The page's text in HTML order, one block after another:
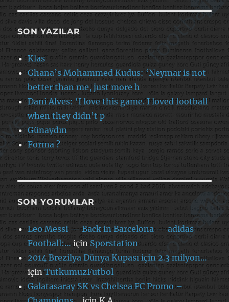
SON YAZILAR
Klas
Ghana’s Mohammed Kudus: ‘Neymar is not
better than me, just more h
Dani Alves: ‘I love this game. I loved football
when they didn’t p
Günaydın
Forma ?
SON YORUMLAR
Leo Messi — Back in Barcelona — adidas
Football:… içinSporstation
2014 Brezilya Dünya Kupası için 2.3 milyon…
içinTutkumuzFutbol
Galatasaray SK vs Chelsea FC Promo –